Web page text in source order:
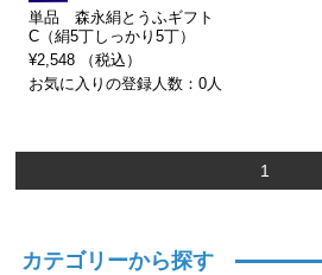
単品 森永絹とうふギフト
C（絹5丁しっかり5丁）
¥2,548 （税込）
お気に入りの登録人数：0人
1
カテゴリーから探す